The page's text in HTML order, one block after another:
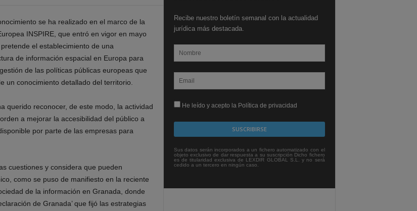
se ha realizado en el marco de la
INSPIRE, que entró en vigor en mayo
el establecimiento de una
de información espacial en Europa para
de las políticas públicas europeas que
un conocimiento detallado del territorio.
querido reconocer, de este modo, la actividad
a mejorar la accesibilidad del público a
por parte de las empresas para
cuestiones y considera que pueden
como se puso de manifiesto en la reciente
de la información en Granada, donde
de Granada’ que fijó las estrategias
Recibe nuestro boletín semanal con la actualidad
jurídica más destacada.
He leído y acepto la Política de privacidad
Sus datos serán incorporados a un fichero automatizado con el
objeto exclusivo de dar respuesta a su suscripción Dicho fichero
es de titularidad exclusiva de LEXDIR GLOBAL S.L. y no será
cedido a un tercero en ningún caso.